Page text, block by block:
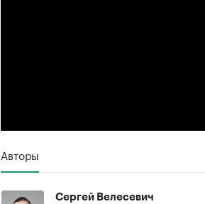
Авторы
Сергей Велесевич